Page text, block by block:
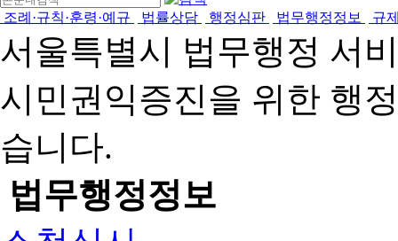
조례·규칙·훈령·예규 법률상담 행정심판 법무행정정보 규
서울특별시 법무행정 서
시민권익증진을 위한 행
습니다.
법무행정정보